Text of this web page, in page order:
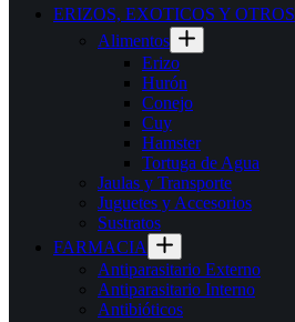
ERIZOS, EXOTICOS Y OTROS
Alimentos
Erizo
Hurón
Conejo
Cuy
Hamster
Tortuga de Agua
Jaulas y Transporte
Juguetes y Accesorios
Sustratos
FARMACIA
Antiparasitario Externo
Antiparasitario Interno
Antibióticos